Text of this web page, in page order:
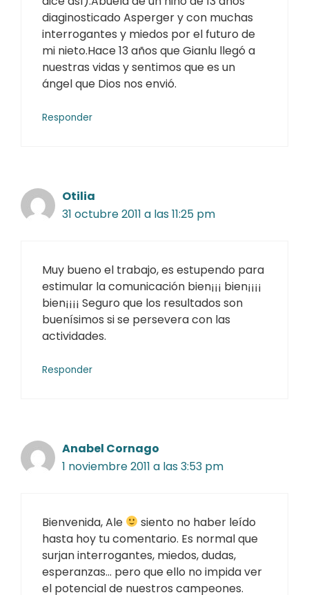
diaginosticado Asperger y con muchas
interrogantes y miedos por el futuro de
mi nieto.Hace 13 años que Gianlu llegó a
nuestras vidas y sentimos que es un
ángel que Dios nos envió.
Responder
Otilia
31 octubre 2011 a las 11:25 pm
Muy bueno el trabajo, es estupendo para
estimular la comunicación bien¡¡¡ bien¡¡¡¡
bien¡¡¡¡ Seguro que los resultados son
buenísimos si se persevera con las
actividades.
Responder
Anabel Cornago
1 noviembre 2011 a las 3:53 pm
Bienvenida, Ale
siento no haber leído
hasta hoy tu comentario. Es normal que
surjan interrogantes, miedos, dudas,
esperanzas… pero que ello no impida ver
el potencial de nuestros campeones.